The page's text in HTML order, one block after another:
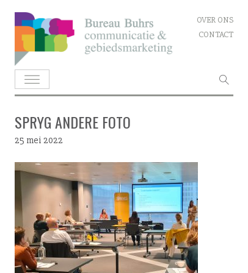
Skip
to
content
OVER ONS
CONTACT
SPRYG ANDERE FOTO
25 mei 2022